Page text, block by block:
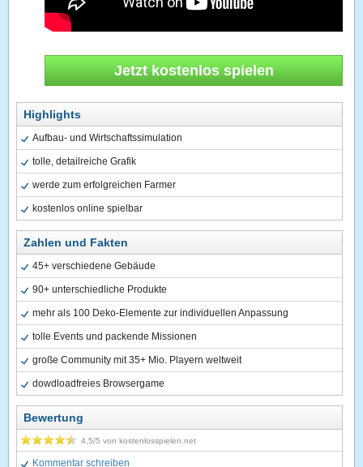
Jetzt kostenlos spielen
Highlights
Aufbau- und Wirtschaftssimulation
tolle, detailreiche Grafik
werde zum erfolgreichen Farmer
kostenlos online spielbar
Zahlen und Fakten
45+ verschiedene Gebäude
90+ unterschiedliche Produkte
mehr als 100 Deko-Elemente zur individuellen Anpassung
tolle Events und packende Missionen
große Community mit 35+ Mio. Playern weltweit
dowdloadfreies Browsergame
Bewertung
4,5/5 vonkostenlosspielen.net
Kommentar schreiben